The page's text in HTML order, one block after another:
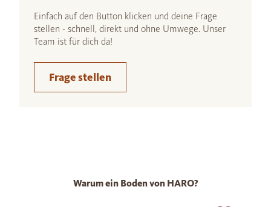
Einfach auf den Button klicken und deine Frage
stellen - schnell, direkt und ohne Umwege. Unser
Team ist für dich da!
Frage stellen
Warum ein Boden von HARO?